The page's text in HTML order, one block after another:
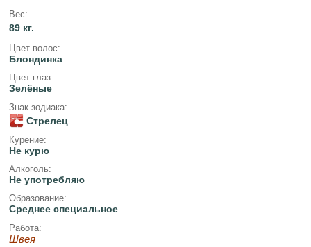
Вес:
89 кг.
Цвет волос:
Блондинка
Цвет глаз:
Зелёные
Знак зодиака:
Стрелец
Курение:
Не курю
Алкоголь:
Не употребляю
Образование:
Среднее специальное
Работа:
Швея